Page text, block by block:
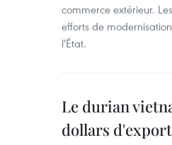
commerce extérieur.
efforts de
l'État.
Le durian
dollars